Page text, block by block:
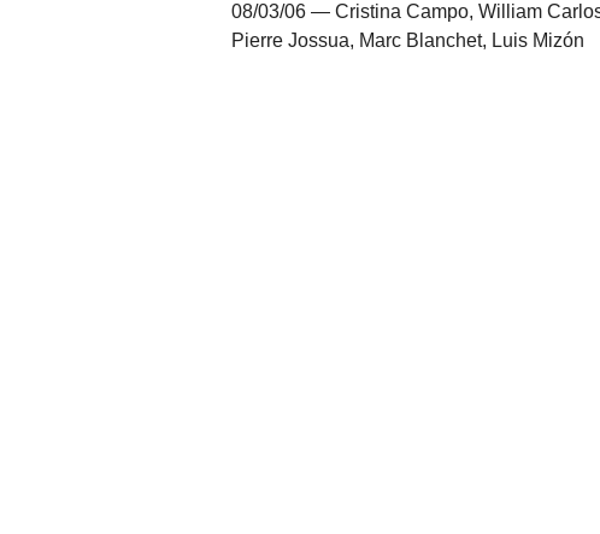
08/03/06 — Cristina Campo, William
Pierre Jossua, Marc Blanchet, Luis Mizón